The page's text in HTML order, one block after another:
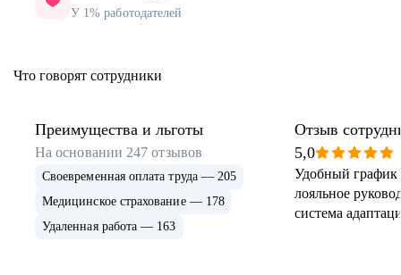
У 1% работодателей
Что говорят сотрудники
Преимущества и льготы
На основании 247 отзывов
Своевременная оплата труда — 205
Медицинское страхование — 178
Удаленная работа — 163
Отзыв
5,0
Удобный график
лояльное
система